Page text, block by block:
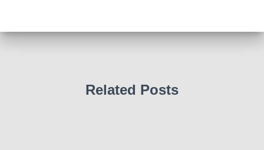
Related Posts